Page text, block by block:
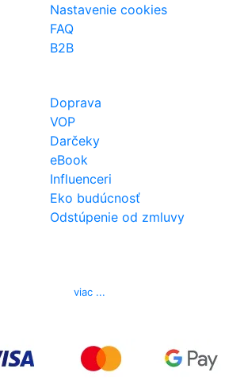
Nastavenie cookies
FAQ
B2B
Doprava
VOP
Darčeky
eBook
Influenceri
Eko budúcnosť
Odstúpenie od zmluvy
viac ...